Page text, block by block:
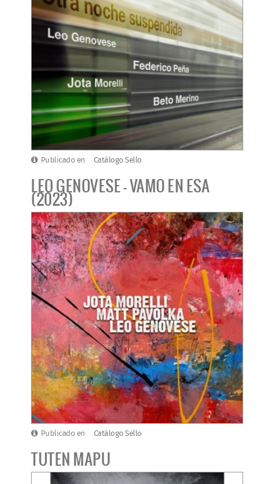
Publicado en Catálogo Sello
LEO GENOVESE - VAMO EN ESA
(2023)
Publicado en Catálogo Sello
TUTEN MAPU